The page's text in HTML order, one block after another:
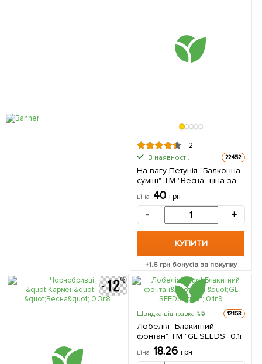
2
В наявності. 22452
На вагу Петунія "Балконна
суміш" ТМ "Весна" ціна за
ціна 40 грн
- +
КУПИТИ
+1.6 грн бонусів за покупку
Швидка відправка 12153
Лобелія "Блакитний
фонтан" ТМ "GL SEEDS" 0.1г
ціна 18.26 грн